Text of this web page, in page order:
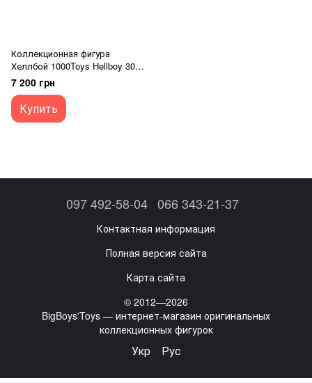
Коллекционная фигура
Хеллбой 1000Toys Hellboy 30th
Anniversary
7 200 грн
Купить
097 492-58-04 066 343-21-37
Контактная информация
Полная версия сайта
Карта сайта
© 2012—2026
BigBoys'Toys — интернет-магазин оригинальных
коллекционных фигурок
Укр Рус